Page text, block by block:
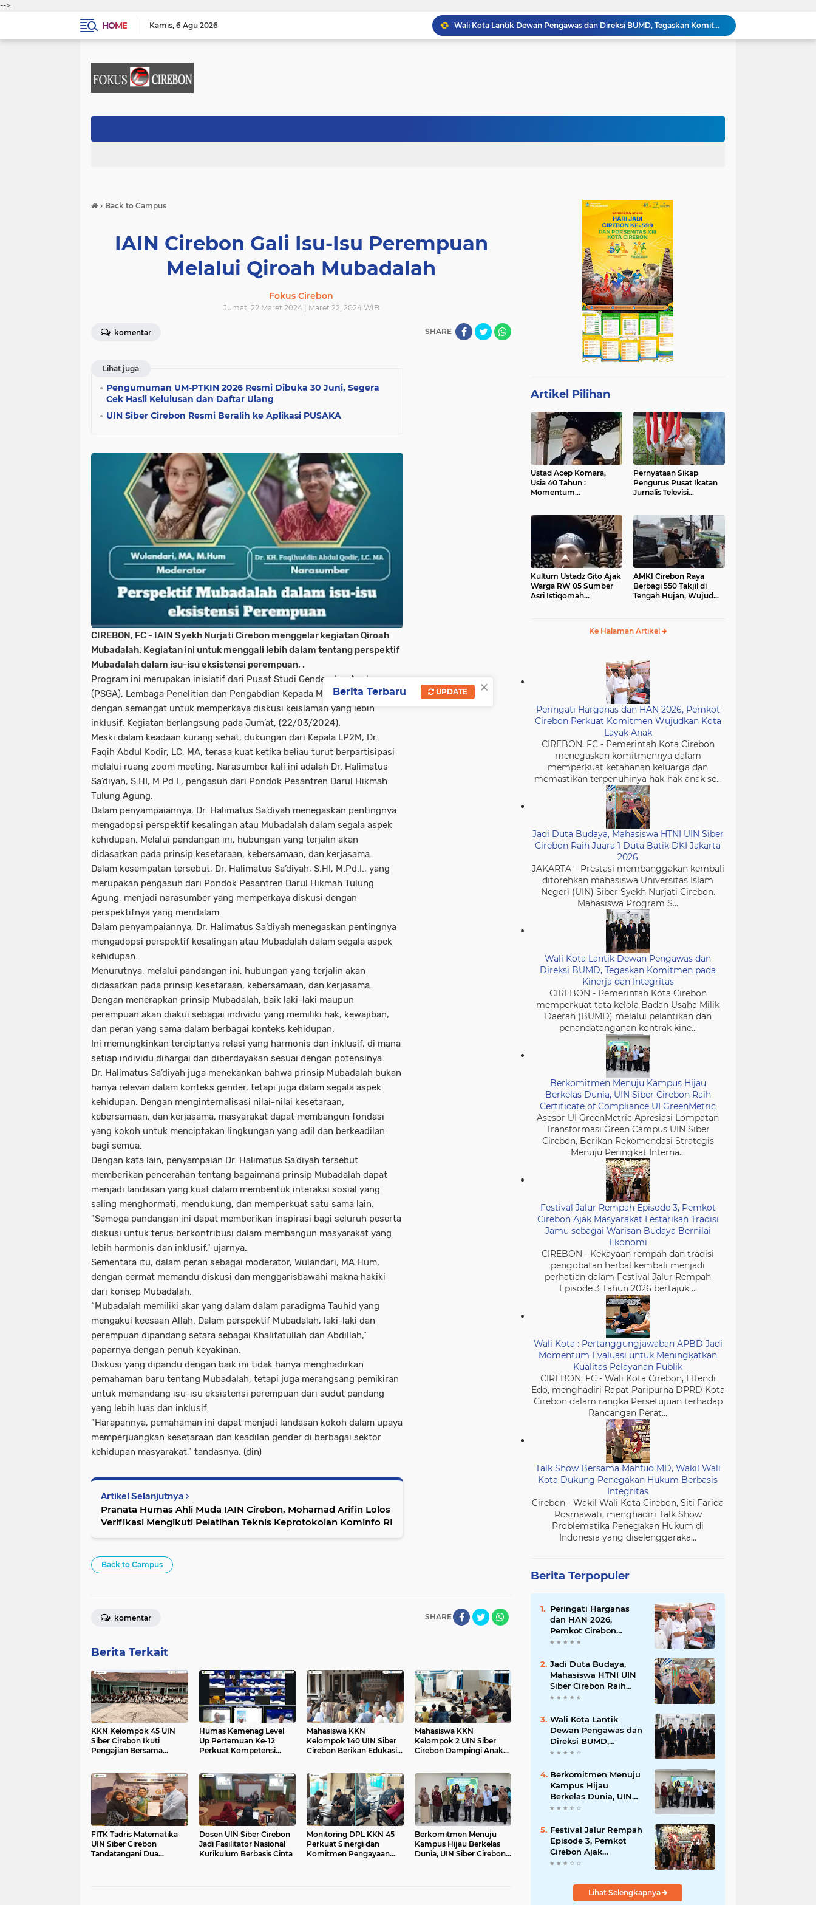
-->
HOME
Kamis 6 Agu 2026
Wali Kota Lantik Dewan Pengawas dan Direksi BUMD, Tegaskan Komitmen pada Kinerja dan Integritas
Mahasiswa PAI UIN Siber Cirebon Lolos Konferensi Internasional Tiga Negara
Jadi Duta Budaya, Mahasiswa HTNI UIN Siber Cirebon Raih Juara 1 Duta Batik DKI Jakarta 2026
› Back to Campus
IAIN Cirebon Gali Isu-Isu Perempuan
Melalui Qiroah Mubadalah
Fokus Cirebon
Jumat, 22 Maret 2024 | Maret 22, 2024 WIB
komentar SHARE
Lihat juga
Pengumuman UM-PTKIN 2026 Resmi Dibuka 30 Juni, Segera
Cek Hasil Kelulusan dan Daftar Ulang
UIN Siber Cirebon Resmi Beralih ke Aplikasi PUSAKA
CIREBON, FC - IAIN Syekh Nurjati Cirebon menggelar kegiatan Qiroah
Mubadalah. Kegiatan ini untuk menggali lebih dalam tentang perspektif
Mubadalah dalam isu-isu eksistensi perempuan, .
Program ini merupakan inisiatif dari Pusat Studi Gender dan Anak
(PSGA), Lembaga Penelitian dan Pengabdian Kepada Masyarakat (LP2M),
dengan semangat untuk memperkaya diskusi keislaman yang lebih
inklusif. Kegiatan berlangsung pada Jum’at, (22/03/2024).
Meski dalam keadaan kurang sehat, dukungan dari Kepala LP2M, Dr.
Faqih Abdul Kodir, LC, MA, terasa kuat ketika beliau turut berpartisipasi
melalui ruang zoom meeting. Narasumber kali ini adalah Dr. Halimatus
Sa’diyah, S.HI, M.Pd.I., pengasuh dari Pondok Pesantren Darul Hikmah
Tulung Agung.
Dalam penyampaiannya, Dr. Halimatus Sa’diyah menegaskan pentingnya
mengadopsi perspektif kesalingan atau Mubadalah dalam segala aspek
kehidupan. Melalui pandangan ini, hubungan yang terjalin akan
didasarkan pada prinsip kesetaraan, kebersamaan, dan kerjasama.
Dalam kesempatan tersebut, Dr. Halimatus Sa’diyah, S.HI, M.Pd.I., yang
merupakan pengasuh dari Pondok Pesantren Darul Hikmah Tulung
Agung, menjadi narasumber yang memperkaya diskusi dengan
perspektifnya yang mendalam.
Dalam penyampaiannya, Dr. Halimatus Sa’diyah menegaskan pentingnya
mengadopsi perspektif kesalingan atau Mubadalah dalam segala aspek
kehidupan.
Menurutnya, melalui pandangan ini, hubungan yang terjalin akan
didasarkan pada prinsip kesetaraan, kebersamaan, dan kerjasama.
Dengan menerapkan prinsip Mubadalah, baik laki-laki maupun
perempuan akan diakui sebagai individu yang memiliki hak, kewajiban,
dan peran yang sama dalam berbagai konteks kehidupan.
Ini memungkinkan terciptanya relasi yang harmonis dan inklusif, di mana
setiap individu dihargai dan diberdayakan sesuai dengan potensinya.
Dr. Halimatus Sa’diyah juga menekankan bahwa prinsip Mubadalah bukan
hanya relevan dalam konteks gender, tetapi juga dalam segala aspek
kehidupan. Dengan menginternalisasi nilai-nilai kesetaraan,
kebersamaan, dan kerjasama, masyarakat dapat membangun fondasi
yang kokoh untuk menciptakan lingkungan yang adil dan berkeadilan
bagi semua.
Dengan kata lain, penyampaian Dr. Halimatus Sa’diyah tersebut
memberikan pencerahan tentang bagaimana prinsip Mubadalah dapat
menjadi landasan yang kuat dalam membentuk interaksi sosial yang
saling menghormati, mendukung, dan memperkuat satu sama lain.
"Semoga pandangan ini dapat memberikan inspirasi bagi seluruh peserta
diskusi untuk terus berkontribusi dalam membangun masyarakat yang
lebih harmonis dan inklusif," ujarnya.
Sementara itu, dalam peran sebagai moderator, Wulandari, MA.Hum,
dengan cermat memandu diskusi dan menggarisbawahi makna hakiki
dari konsep Mubadalah.
“Mubadalah memiliki akar yang dalam dalam paradigma Tauhid yang
mengakui keesaan Allah. Dalam perspektif Mubadalah, laki-laki dan
perempuan dipandang setara sebagai Khalifatullah dan Abdillah,”
paparnya dengan penuh keyakinan.
Diskusi yang dipandu dengan baik ini tidak hanya menghadirkan
pemahaman baru tentang Mubadalah, tetapi juga merangsang pemikiran
untuk memandang isu-isu eksistensi perempuan dari sudut pandang
yang lebih luas dan inklusif.
"Harapannya, pemahaman ini dapat menjadi landasan kokoh dalam upaya
memperjuangkan kesetaraan dan keadilan gender di berbagai sektor
kehidupan masyarakat," tandasnya. (din)
Artikel Selanjutnya
Pranata Humas Ahli Muda IAIN Cirebon, Mohamad Arifin Lolos
Verifikasi Mengikuti Pelatihan Teknis Keprotokolan Kominfo RI
Back to Campus
SHARE
komentar
Berita Terkait
KKN Kelompok 45 UIN
Siber Cirebon Ikuti
Pengajian Bersama
Humas Kemenag Level
Up Pertemuan Ke-12
Perkuat Kompetensi
Mahasiswa KKN
Kelompok 140 UIN Siber
Cirebon Berikan Edukasi
Mahasiswa KKN
Kelompok 2 UIN Siber
Cirebon Dampingi Anak-
FITK Tadris Matematika
UIN Siber Cirebon
Tandatangani Dua
Dosen UIN Siber Cirebon
Jadi Fasilitator Nasional
Kurikulum Berbasis Cinta
Monitoring DPL KKN 45
Perkuat Sinergi dan
Komitmen Pengayaan
Berkomitmen Menuju
Kampus Hijau Berkelas
Dunia, UIN Siber Cirebon
Artikel Pilihan
Ustad Acep Komara,
Usia 40 Tahun :
Momentum
Pernyataan Sikap
Pengurus Pusat Ikatan
Jurnalis Televisi
Kultum Ustadz Gito Ajak
Warga RW 05 Sumber
Asri Istiqomah
AMKI Cirebon Raya
Berbagi 550 Takjil di
Tengah Hujan, Wujud
Ke Halaman Artikel
Peringati Harganas dan HAN 2026, Pemkot
Cirebon Perkuat Komitmen Wujudkan Kota
Layak Anak
CIREBON, FC - Pemerintah Kota Cirebon
menegaskan komitmennya dalam
memperkuat ketahanan keluarga dan
memastikan terpenuhinya hak-hak anak se...
Jadi Duta Budaya, Mahasiswa HTNI UIN Siber
Cirebon Raih Juara 1 Duta Batik DKI Jakarta
2026
JAKARTA – Prestasi membanggakan kembali
ditorehkan mahasiswa Universitas Islam
Negeri (UIN) Siber Syekh Nurjati Cirebon.
Mahasiswa Program S...
Wali Kota Lantik Dewan Pengawas dan
Direksi BUMD, Tegaskan Komitmen pada
Kinerja dan Integritas
CIREBON - Pemerintah Kota Cirebon
memperkuat tata kelola Badan Usaha Milik
Daerah (BUMD) melalui pelantikan dan
penandatanganan kontrak kine...
Berkomitmen Menuju Kampus Hijau
Berkelas Dunia, UIN Siber Cirebon Raih
Certificate of Compliance UI GreenMetric
Asesor UI GreenMetric Apresiasi Lompatan
Transformasi Green Campus UIN Siber
Cirebon, Berikan Rekomendasi Strategis
Menuju Peringkat Interna...
Festival Jalur Rempah Episode 3, Pemkot
Cirebon Ajak Masyarakat Lestarikan Tradisi
Jamu sebagai Warisan Budaya Bernilai
Ekonomi
CIREBON - Kekayaan rempah dan tradisi
pengobatan herbal kembali menjadi
perhatian dalam Festival Jalur Rempah
Episode 3 Tahun 2026 bertajuk ...
Wali Kota : Pertanggungjawaban APBD Jadi
Momentum Evaluasi untuk Meningkatkan
Kualitas Pelayanan Publik
CIREBON, FC - Wali Kota Cirebon, Effendi
Edo, menghadiri Rapat Paripurna DPRD Kota
Cirebon dalam rangka Persetujuan terhadap
Rancangan Perat...
Talk Show Bersama Mahfud MD, Wakil Wali
Kota Dukung Penegakan Hukum Berbasis
Integritas
Cirebon - Wakil Wali Kota Cirebon, Siti Farida
Rosmawati, menghadiri Talk Show
Problematika Penegakan Hukum di
Indonesia yang diselenggaraka...
Berita Terpopuler
Peringati Harganas
dan HAN 2026,
Pemkot Cirebon
Perkuat Komitmen
Anak
Jadi Duta Budaya,
Mahasiswa HTNI UIN
Siber Cirebon Raih
Juara 1 Duta Batik DKI
Wali Kota Lantik
Dewan Pengawas dan
Direksi BUMD,
Tegaskan Komitmen
Integritas
Berkomitmen Menuju
Kampus Hijau
Berkelas Dunia, UIN
Siber Cirebon Raih
Compliance UI
GreenMetric
Festival Jalur Rempah
Episode 3, Pemkot
Cirebon Ajak
Masyarakat Lestarikan
Warisan Budaya
Bernilai EkonomiLihat Selengkapnya
×
Berita Terbaru UPDATE